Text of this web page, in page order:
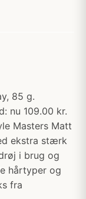
85 g.
nu 109.00 kr.
Masters Matt
ekstra stærk
i brug og
hårtyper og
fra